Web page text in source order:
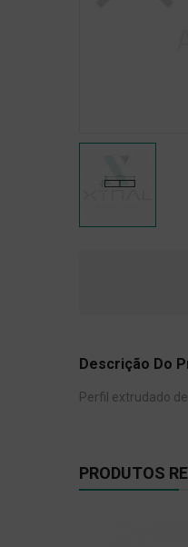
Descrição Do
Perfil extrudado
PRODUTOS